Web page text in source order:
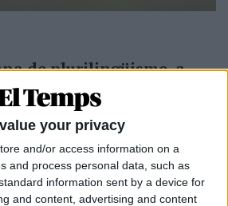
your privacy
and/or access information on a
and process personal data, such as
information sent by a device for
and content, advertising and content
de plurilingüisme, a
Valenciana ha sotmès a avaluació
del Botànic